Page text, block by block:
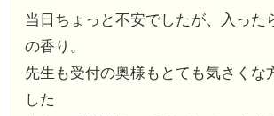
当日ちょっと不安でしたが、入った
の香り。
先生も受付の奥様もとても気さくな
した